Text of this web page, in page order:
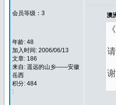
会员等级：3
年龄: 48
加入时间: 2006/06/13
文章: 186
来自: 遥远的山乡——安徽
岳西
积分: 484
:
澳